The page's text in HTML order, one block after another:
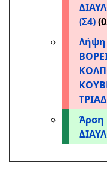
(Σ4)